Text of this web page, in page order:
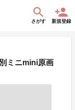
さがす 新規登録
ミニmini原画